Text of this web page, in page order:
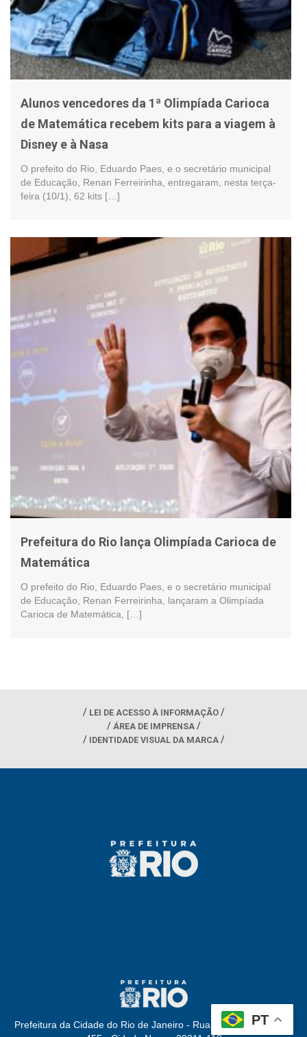
Alunos vencedores da 1ª Olimpíada Carioca
de Matemática recebem kits para a viagem à
Disney e à Nasa
O prefeito do Rio, Eduardo Paes, e o secretário municipal
de Educação, Renan Ferreirinha, entregaram, nesta terça-
feira (10/1), 62 kits […]
Prefeitura do Rio lança Olimpíada Carioca de
Matemática
O prefeito do Rio, Eduardo Paes, e o secretário municipal
de Educação, Renan Ferreirinha, lançaram a Olimpíada
Carioca de Matemática, […]
LEI DE ACESSO À INFORMAÇÃO
ÁREA DE IMPRENSA
IDENTIDADE VISUAL DA MARCA
Prefeitura da Cidade do Rio de Janeiro - Rua Afonso Cavalcanti,
PT